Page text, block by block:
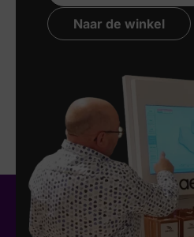
Naar de winkel